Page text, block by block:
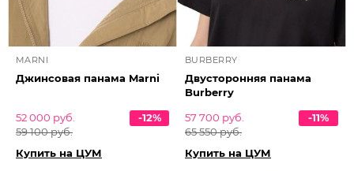
MARNI
Джинсовая панама Marni
52 000 руб.
59 100 руб.
-12%
Купить на ЦУМ
BURBERRY
Двусторонняя панама
Burberry
57 700 руб.
65 550 руб.
-11%
Купить на ЦУМ